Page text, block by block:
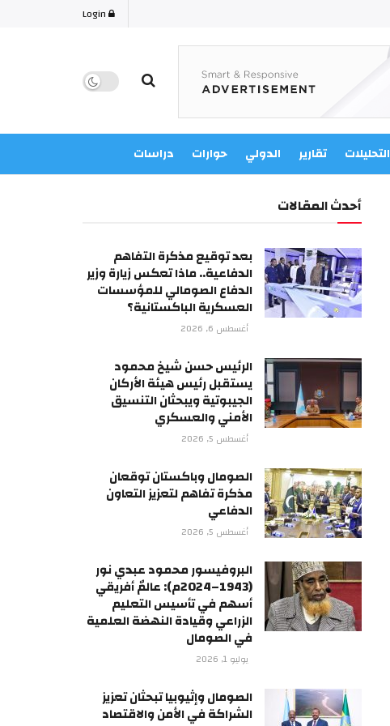
التحليلات تقارير الدولي حوارات دراسات
أحدث المقالات
بعد توقيع مذكرة التفاهم
الدفاعية.. ماذا تعكس زيارة وزير
الدفاع الصومالي للمؤسسات
العسكرية الباكستانية؟
أغسطس 6, 2026
الرئيس حسن شيخ محمود
يستقبل رئيس هيئة الأركان
الجيبوتية ويبحثان التنسيق
الأمني والعسكري
أغسطس 5, 2026
الصومال وباكستان توقعان
مذكرة تفاهم لتعزيز التعاون
الدفاعي
أغسطس 5, 2026
البروفيسور محمود عبدي نور
(1943–2024م): عالمٌ أفريقي
أسهم في تأسيس التعليم
الزراعي وقيادة النهضة العلمية
في الصومال
يوليو 1, 2026
الصومال وإثيوبيا تبحثان تعزيز
الشراكة في الأمن والاقتصاد